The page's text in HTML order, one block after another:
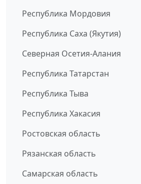
Республика Мордовия
Республика Саха (Якутия)
Северная Осетия-Алания
Республика Татарстан
Республика Тыва
Республика Хакасия
Ростовская область
Рязанская область
Самарская область